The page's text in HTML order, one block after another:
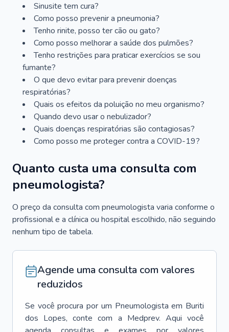
Sinusite tem cura?
Como posso prevenir a pneumonia?
Tenho rinite, posso ter cão ou gato?
Como posso melhorar a saúde dos pulmões?
Tenho restrições para praticar exercícios se sou
fumante?
O que devo evitar para prevenir doenças
respiratórias?
Quais os efeitos da poluição no meu organismo?
Quando devo usar o nebulizador?
Quais doenças respiratórias são contagiosas?
Como posso me proteger contra a COVID-19?
Quanto custa uma consulta com
pneumologista?
O preço da consulta com pneumologista varia conforme o
profissional e a clínica ou hospital escolhido, não seguindo
nenhum tipo de tabela.
Agende uma consulta com valores
reduzidos
Se você procura por um Pneumologista em Buriti
dos Lopes, conte com a Medprev. Aqui você